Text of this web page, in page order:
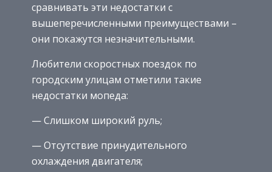
сравнивать эти недостатки с
вышеперечисленными преимуществами –
они покажутся незначительными.
Любители скоростных поездок по
городским улицам отметили такие
недостатки мопеда:
— Слишком широкий руль;
— Отсутствие принудительного
охлаждения двигателя;